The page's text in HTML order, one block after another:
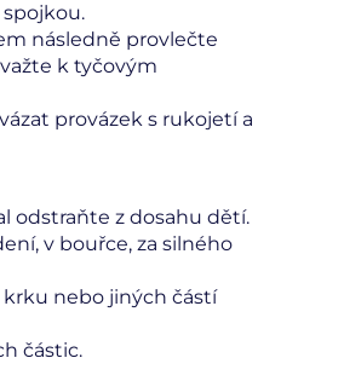
následně provlečte
k tyčovým
provázek s rukojetí a
odstraňte z dosahu dětí.
v bouřce, za silného
nebo jiných částí
částic.